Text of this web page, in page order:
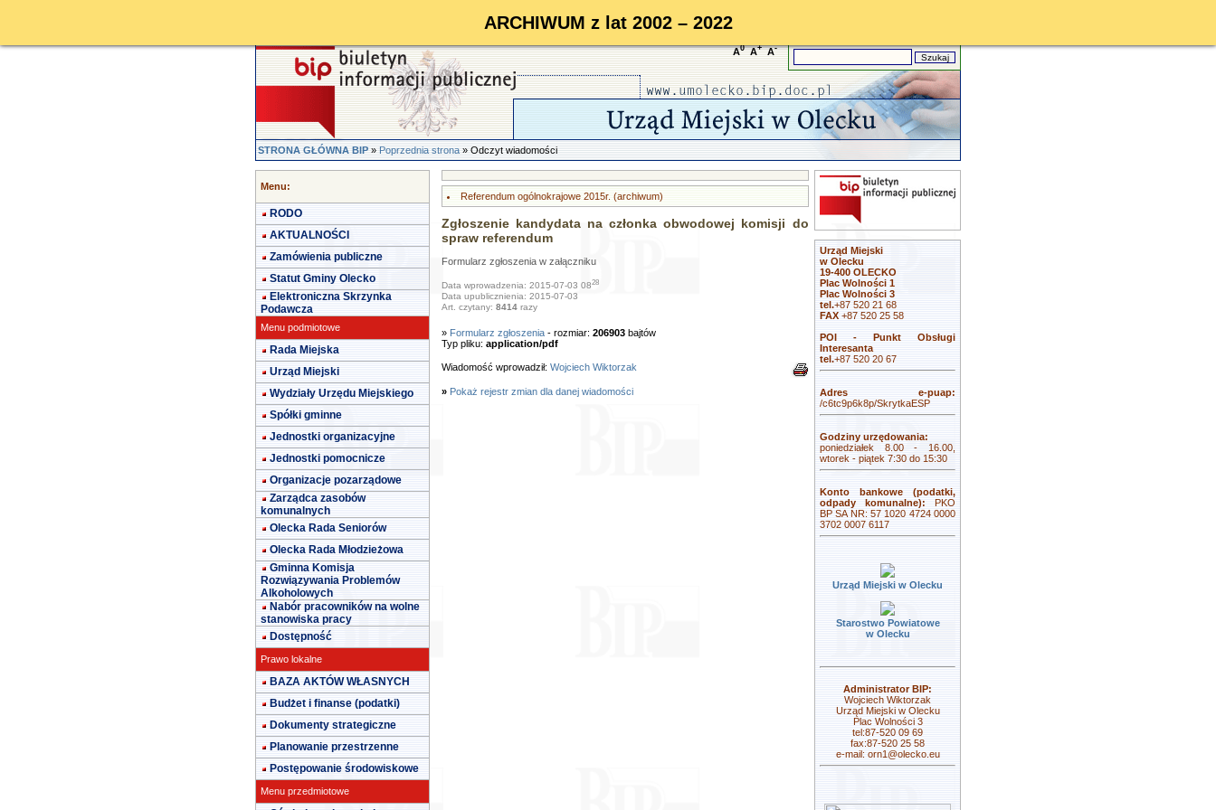
ARCHIWUM z lat 2002 – 2022
A0 A+ A-
STRONA GŁÓWNA BIP»Poprzednia strona» Odczyt wiadomości
Menu:
RODO
AKTUALNOŚCI
Zamówienia publiczne
Statut Gminy Olecko
Elektroniczna Skrzynka
Podawcza
Menu podmiotowe
Rada Miejska
Urząd Miejski
Wydziały Urzędu Miejskiego
Spółki gminne
Jednostki organizacyjne
Jednostki pomocnicze
Organizacje pozarządowe
Zarządca zasobów
komunalnych
Olecka Rada Seniorów
Olecka Rada Młodzieżowa
Gminna Komisja
Rozwiązywania Problemów
Alkoholowych
Nabór pracowników na wolne
stanowiska pracy
Dostępność
Prawo lokalne
BAZA AKTÓW WŁASNYCH
Budżet i finanse (podatki)
Dokumenty strategiczne
Planowanie przestrzenne
Postępowanie środowiskowe
Menu przedmiotowe
Referendum ogólnokrajowe 2015r. (archiwum)
Zgłoszenie kandydata na członka obwodowej komisji do
spraw referendum
Formularz zgłoszenia w załączniku
Data wprowadzenia: 2015-07-03 0828
Data upublicznienia: 2015-07-03
Art. czytany: 8414razy
» Formularz zgłoszenia- rozmiar: 206903bajtów
Typ pliku: application/pdf
Wiadomość wprowadził: Wojciech Wiktorzak
» Pokaż rejestr zmian dla danej wiadomości
Urząd Miejski
w Olecku
19-400 OLECKO
Plac Wolności 1
Plac Wolności 3
tel.+87 520 21 68
FAX +87 520 25 58
POI - Punkt Obsługi
Interesanta
tel.+87 520 20 67
Adres e-puap:
/c6tc9p6k8p/SkrytkaESP
Godziny urzędowania:
poniedziałek 8.00 - 16.00,
wtorek - piątek 7:30 do 15:30
Konto bankowe (podatki,
odpady komunalne): PKO
BP SA NR: 57 1020 4724 0000
3702 0007 6117
Urząd Miejski w Olecku
Starostwo Powiatowe
w Olecku
Administrator BIP:
Wojciech Wiktorzak
Urząd Miejski w Olecku
Plac Wolności 3
tel:87-520 09 69
fax:87-520 25 58
e-mail: orn1@olecko.eu